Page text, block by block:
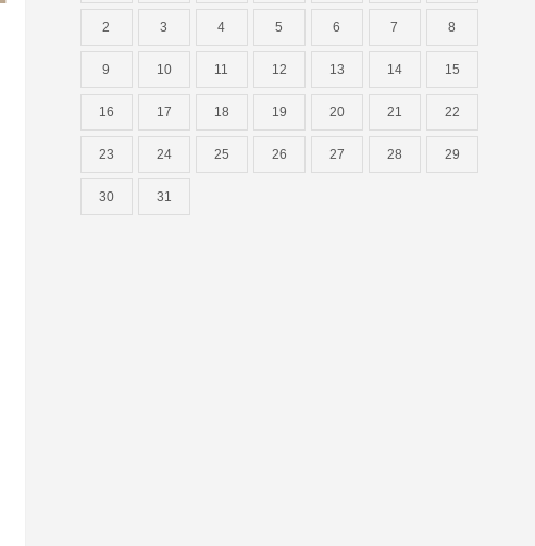
2 3 4 5 6 7 8
9 10 11 12 13 14 15
16 17 18 19 20 21 22
23 24 25 26 27 28 29
30 31